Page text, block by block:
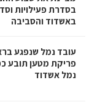
בסדרת פעילויות
באשדוד והסביבה
עובד נמל שנפגע
פריקת מטען תובע
נמל אשדוד